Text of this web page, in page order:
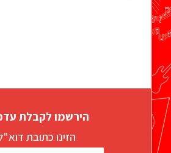
הירשמו לקבלת
הזינו כתובת